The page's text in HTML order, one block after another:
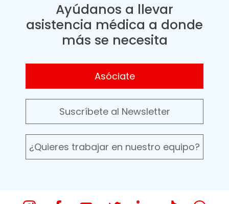
Ayúdanos a llevar
asistencia médica a donde
más se necesita
Asóciate
Suscríbete al Newsletter
¿Quieres trabajar en nuestro equipo?